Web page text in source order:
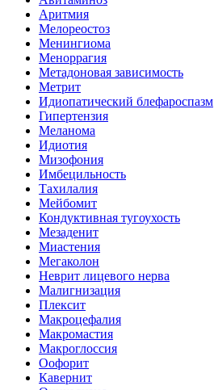
Аритмия
Мелореостоз
Менингиома
Меноррагия
Метадоновая зависимость
Метрит
Идиопатический блефароспазм
Гипертензия
Меланома
Идиотия
Мизофония
Имбецильность
Тахилалия
Мейбомит
Кондуктивная тугоухость
Мезаденит
Миастения
Мегаколон
Неврит лицевого нерва
Малигнизация
Плексит
Макроцефалия
Макромастия
Макроглоссия
Оофорит
Кавернит